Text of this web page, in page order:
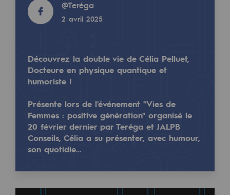
Notre organisation
Notre organisation
Indicateurs
Publications institutionnelles
Où nous trouver
Les énergies d'avenir
Les énergies d'avenir
@Teréga
2 avril 2025
Découvrez la double vie de Célia Pelluet,
Docteure en physique quantique et
humoriste !
Présente lors de l'événement "Vies de
Femmes : positive génération" organisé le
20 février dernier par Teréga et JALPB
Conseils, Célia a su présenter, avec humour,
son quotidie…